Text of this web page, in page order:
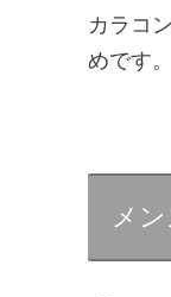
カラコ
めです。
メ